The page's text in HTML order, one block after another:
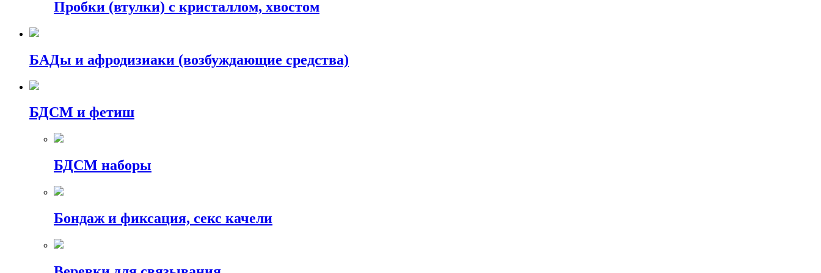
Пробки (втулки) с кристаллом, хвостом
БАДы и афродизиаки (возбуждающие средства)
БДСМ и фетиш
БДСМ наборы
Бондаж и фиксация, секс качели